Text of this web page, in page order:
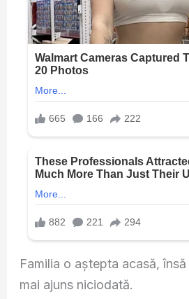
Familia o aștepta acasă,
mai ajuns niciodată.